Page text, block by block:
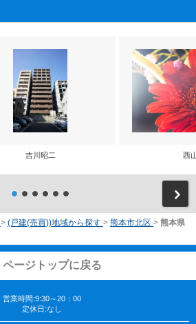
吉川昭二 西
> (戸建(売買))地域から探す > 熊本市北区 > 熊本県
ページトップに戻る
営業時間:9:30～20：00
定休日:なし